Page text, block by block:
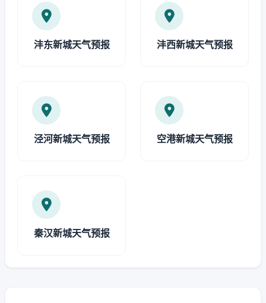
沣东新城天气预报 沣西新城天气预报
泾河新城天气预报 空港新城天气预报
秦汉新城天气预报